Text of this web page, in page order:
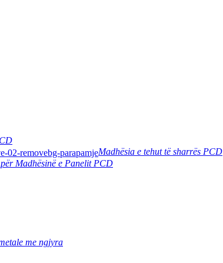
Madhësia e tehut të sharrës PCD
Madhësinë e Panelit PCD
me ngjyra